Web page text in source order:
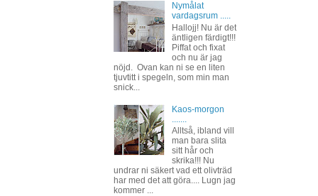
Nymålat
vardagsrum .....
Hallojj! Nu är det
äntligen färdigt!!!
Piffat och fixat
och nu är jag
nöjd. Ovan kan ni se en liten
tjuvtitt i spegeln, som min man
snick...
Kaos-morgon
Alltså, ibland vill
man bara slita
sitt hår och
skrika!!! Nu
undrar ni säkert vad ett olivträd
har med det att göra.... Lugn jag
kommer ...